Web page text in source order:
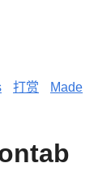
打赏
Made